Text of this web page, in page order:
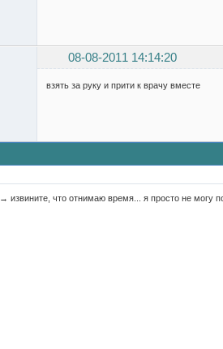
08-08-2011 14:14:20
взять за руку и прити к врачу вместе
→извините, что отнимаю время... я просто не могу